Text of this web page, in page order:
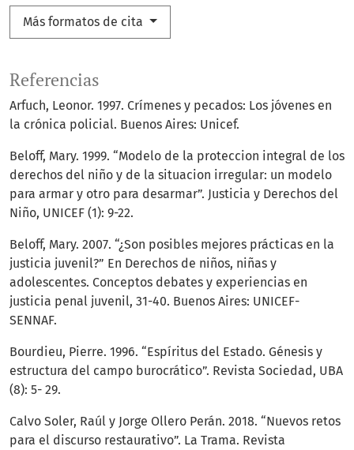
Más formatos de cita
Referencias
Arfuch, Leonor. 1997. Crímenes y pecados: Los jóvenes en
la crónica policial. Buenos Aires: Unicef.
Beloff, Mary. 1999. “Modelo de la proteccion integral de los
derechos del niño y de la situacion irregular: un modelo
para armar y otro para desarmar”. Justicia y Derechos del
Niño, UNICEF (1): 9-22.
Beloff, Mary. 2007. “¿Son posibles mejores prácticas en la
justicia juvenil?” En Derechos de niños, niñas y
adolescentes. Conceptos debates y experiencias en
justicia penal juvenil, 31-40. Buenos Aires: UNICEF-
SENNAF.
Bourdieu, Pierre. 1996. “Espíritus del Estado. Génesis y
estructura del campo burocrático”. Revista Sociedad, UBA
(8): 5- 29.
Calvo Soler, Raúl y Jorge Ollero Perán. 2018. “Nuevos retos
para el discurso restaurativo”. La Trama. Revista